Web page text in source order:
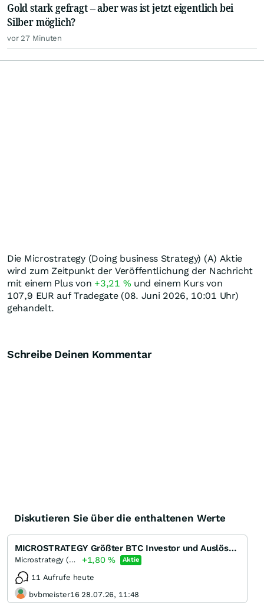
Gold stark gefragt – aber was ist jetzt eigentlich bei
Silber möglich?
vor 27 Minuten
Die Microstrategy (Doing business Strategy) (A) Aktie
wird zum Zeitpunkt der Veröffentlichung der Nachricht
mit einem Plus von +3,21 % und einem Kurs von
107,9 EUR auf Tradegate (08. Juni 2026, 10:01 Uhr)
gehandelt.
Schreibe Deinen Kommentar
Diskutieren Sie über die enthaltenen Werte
MICROSTRATEGY Größter BTC Investor und Auslöser für Teslas 1,5 Mrd Bitcoin Investment
Microstrategy (Doing business Strategy) (A) +1,80% Aktie
11 Aufrufe heute
bvbmeister16 28.07.26, 11:48